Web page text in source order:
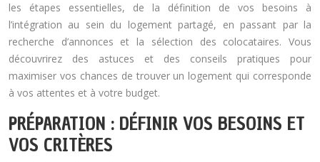
les étapes essentielles, de la définition de vos besoins à
l’intégration au sein du logement partagé, en passant par la
recherche d’annonces et la sélection des colocataires. Vous
découvrirez des astuces et des conseils pratiques pour
maximiser vos chances de trouver un logement qui corresponde
à vos attentes et à votre budget.
PRÉPARATION : DÉFINIR VOS BESOINS ET
VOS CRITÈRES